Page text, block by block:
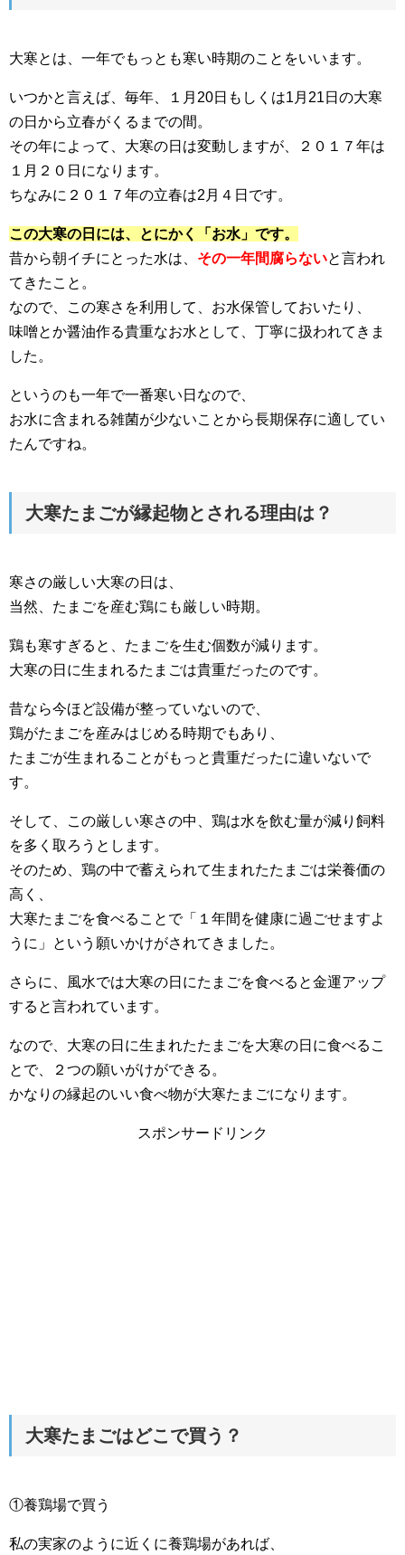
大寒とは、一年でもっとも寒い時期のことをいいます。
いつかと言えば、毎年、１月20日もしくは1月21日の大寒
の日から立春がくるまでの間。
その年によって、大寒の日は変動しますが、２０１７年は
１月２０日になります。
ちなみに２０１７年の立春は2月４日です。
この大寒の日には、とにかく「お水」です。
昔から朝イチにとった水は、 その一年間腐らないと言われ
てきたこと。
なので、この寒さを利用して、お水保管しておいたり、
味噌とか醤油作る貴重なお水として、丁寧に扱われてきま
した。
というのも一年で一番寒い日なので、
お水に含まれる雑菌が少ないことから長期保存に適してい
たんですね。
大寒たまごが縁起物とされる理由は？
寒さの厳しい大寒の日は、
当然、たまごを産む鶏にも厳しい時期。
鶏も寒すぎると、たまごを生む個数が減ります。
大寒の日に生まれるたまごは貴重だったのです。
昔なら今ほど設備が整っていないので、
鶏がたまごを産みはじめる時期でもあり、
たまごが生まれることがもっと貴重だったに違いないで
す。
そして、この厳しい寒さの中、鶏は水を飲む量が減り飼料
を多く取ろうとします。
そのため、鶏の中で蓄えられて生まれたたまごは栄養価の
高く、
大寒たまごを食べることで「１年間を健康に過ごせますよ
うに」という願いかけがされてきました。
さらに、風水では大寒の日にたまごを食べると金運アップ
すると言われています。
なので、大寒の日に生まれたたまごを大寒の日に食べるこ
とで、２つの願いがけができる。
かなりの縁起のいい食べ物が大寒たまごになります。
スポンサードリンク
大寒たまごはどこで買う？
①養鶏場で買う
私の実家のように近くに養鶏場があれば、